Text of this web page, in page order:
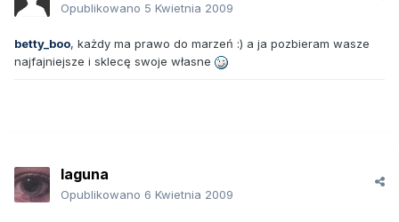
Opublikowano 5 Kwietnia 2009
betty_boo, każdy ma prawo do marzeń :) a ja pozbieram wasze
najfajniejsze i sklecę swoje własne
laguna
Opublikowano 6 Kwietnia 2009